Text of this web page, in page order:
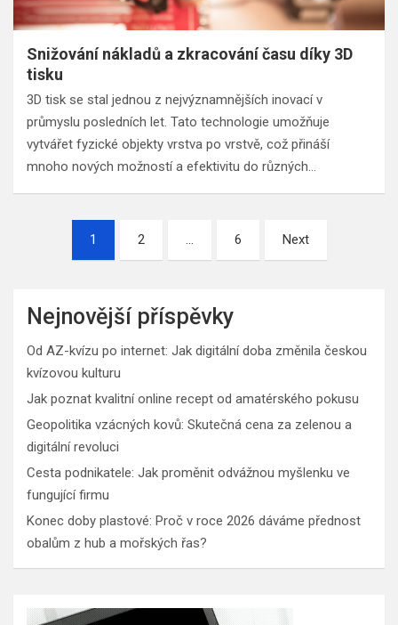
Snižování nákladů a zkracování času díky 3D
tisku
3D tisk se stal jednou z nejvýznamnějších inovací v
průmyslu posledních let. Tato technologie umožňuje
vytvářet fyzické objekty vrstva po vrstvě, což přináší
mnoho nových možností a efektivitu do různých…
Stránkování
příspěvků
1 2 … 6 Next
Nejnovější příspěvky
Od AZ-kvízu po internet: Jak digitální doba změnila českou
kvízovou kulturu
Jak poznat kvalitní online recept od amatérského pokusu
Geopolitika vzácných kovů: Skutečná cena za zelenou a
digitální revoluci
Cesta podnikatele: Jak proměnit odvážnou myšlenku ve
fungující firmu
Konec doby plastové: Proč v roce 2026 dáváme přednost
obalům z hub a mořských řas?